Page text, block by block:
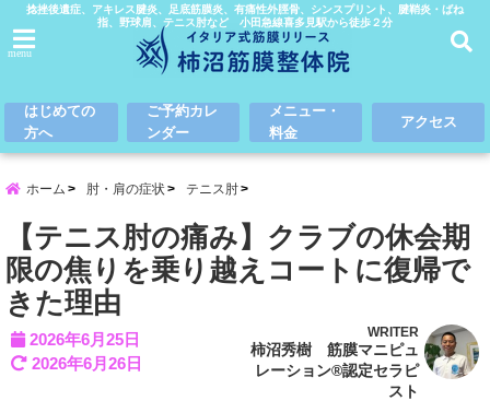
捻挫後遺症、アキレス腱炎、足底筋膜炎、有痛性外脛骨、シンスプリント、腱鞘炎・ばね
指、野球肩、テニス肘など 小田急線喜多見駅から徒歩２分
menu
はじめての
方へ
ご予約カレ
ンダー
メニュー・
料金
アクセス
ホーム 肘・肩の症状 テニス肘
【テニス肘の痛み】クラブの休会期
限の焦りを乗り越えコートに復帰で
きた理由
2026年6月25日
2026年6月26日
WRITER
柿沼秀樹 筋膜マニピュ
レーション®認定セラピ
スト